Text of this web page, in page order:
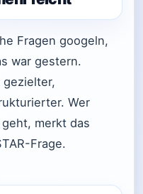
Fragen googeln,
war gestern.
Wer
merkt das
Frage.